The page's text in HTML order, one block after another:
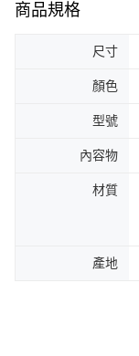
商品規格
尺寸
顏色
型號
內容物
材質
產地